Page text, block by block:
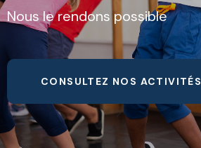
Nous le rendons possible
CONSULTEZ NOS ACTIVITÉS